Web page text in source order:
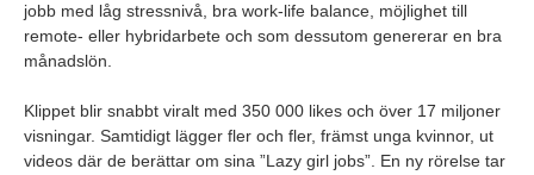
jobb med låg stressnivå, bra work-life balance, möjlighet till
remote- eller hybridarbete och som dessutom genererar en bra
månadslön.
Klippet blir snabbt viralt med 350 000 likes och över 17 miljoner
visningar. Samtidigt lägger fler och fler, främst unga kvinnor, ut
videos där de berättar om sina ”Lazy girl jobs”. En ny rörelse tar